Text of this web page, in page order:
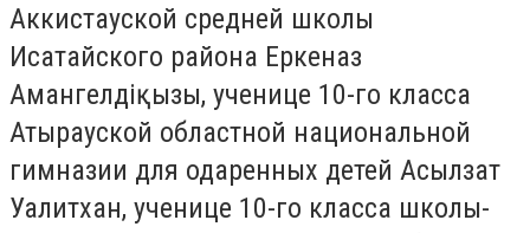
Аккистауской средней школы
Исатайского района Еркеназ
Амангелдіқызы, ученице 10-го класса
Атырауской областной национальной
гимназии для одаренных детей Асылзат
Уалитхан, ученице 10-го класса школы-